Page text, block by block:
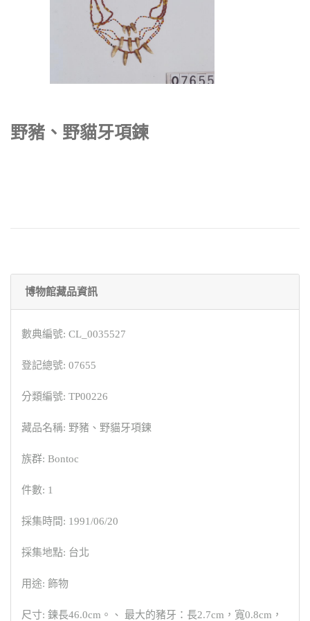
野豬、野貓牙項鍊
博物館藏品資訊
數典編號: CL_0035527
登記總號: 07655
分類編號: TP00226
藏品名稱: 野豬、野貓牙項鍊
族群: Bontoc
件數: 1
採集時間: 1991/06/20
採集地點: 台北
用途: 飾物
尺寸: 鍊長46.0cm。、 最大的豬牙：長2.7cm，寬0.8cm，